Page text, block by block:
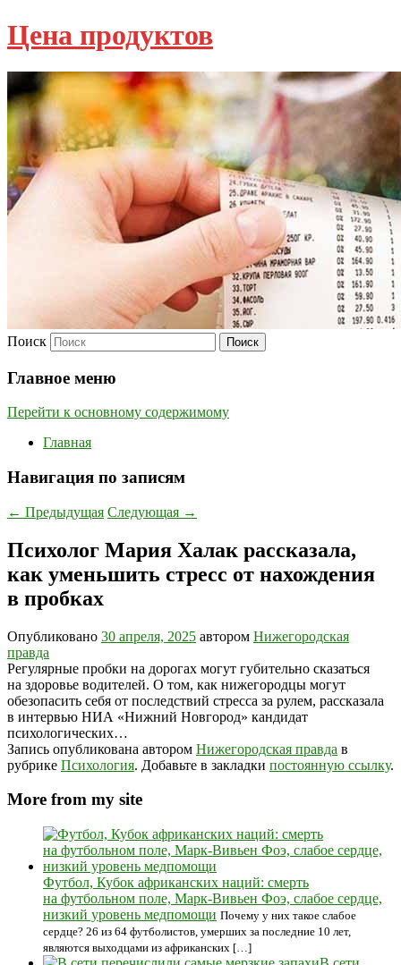
Цена продуктов
Поиск
Главное меню
Перейти к основному содержимому
Главная
Навигация по записям
← Предыдущая Следующая →
Психолог Мария Халак рассказала,
как уменьшить стресс от нахождения
в пробках
Опубликовано 30 апреля, 2025 автором Нижегородская
правда
Регулярные пробки на дорогах могут губительно сказаться
на здоровье водителей. О том, как нижегородцы могут
обезопасить себя от последствий стресса за рулем, рассказала
в интервью НИА «Нижний Новгород» кандидат
психологических…
Запись опубликована автором Нижегородская правда в
рубрике Психология. Добавьте в закладки постоянную ссылку.
More from my site
Футбол, Кубок африканских наций: смерть
на футбольном поле, Марк-Вивьен Фоэ, слабое сердце,
низкий уровень медпомощи Почему у них такое слабое
сердце? 26 из 64 футболистов, умерших за последние 10 лет,
являются выходцами из африканских […]